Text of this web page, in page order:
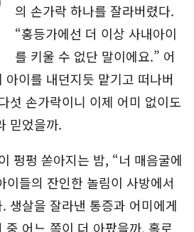
의 손가락 하나를 잘라버렸다.
“홍등가에선 더 이상 사내아이
를 키울 수 없단 말이에요.” 어
이를 내던지듯 맡기고 떠나버
섯 손가락이니 이제 어미 없이도
믿었을까.
펑펑 쏟아지는 밤, “너 매음굴에
이들의 잔인한 놀림이 사방에서
생살을 잘라낸 통증과 어미에게
중 어느 쪽이 더 아팠을까. 홀로